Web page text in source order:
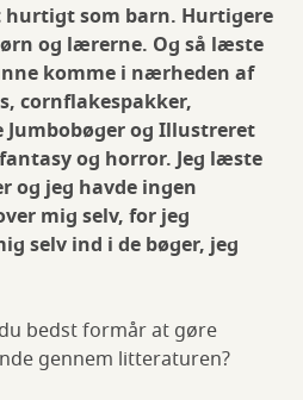
hurtigt som barn. Hurtigere
og lærerne. Og så læste
komme i nærheden af
cornflakespakker,
og Illustreret
og horror. Jeg læste
og jeg havde ingen
mig selv, for jeg
selv ind i de bøger, jeg
bedst formår at gøre
gennem litteraturen?